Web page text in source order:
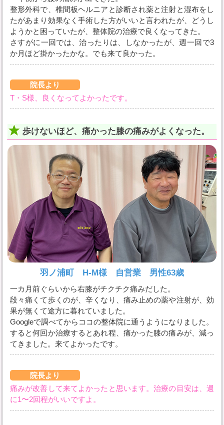
整形外科で、椎間板ヘルニアと診断され薬と注射と湿布をし
たがあまり効果なく手術した方がいいと言われたが、どうし
ようかと困っていたが、整体院の治療で良くなってきた。
さすがに一回では、治ったりは、しなかったが、週一回で3
か月ほど掛かったかな。でも来て良かった。
院長より
T・S様、良くなってよかったです。
歩けないほど、痛かった膝の痛みがよくなった。
羽ノ浦町 H-M様 自営業 男性63歳
一カ月前ぐらいから右膝がチクチク痛みだした。
段々痛くて歩くのが、辛くなり、痛み止めの薬や注射が、効
果が無くて途方に暮れていました。
Googleで調べてからココの整体院に通うようになりました。
すると何回か治療するとあれ程、痛かった膝の痛みが、減っ
てきました。来てよかったです。
院長より
痛みが改善して来てよかったと思います。治療の目安は、週
に1〜2回程がいいですよ。